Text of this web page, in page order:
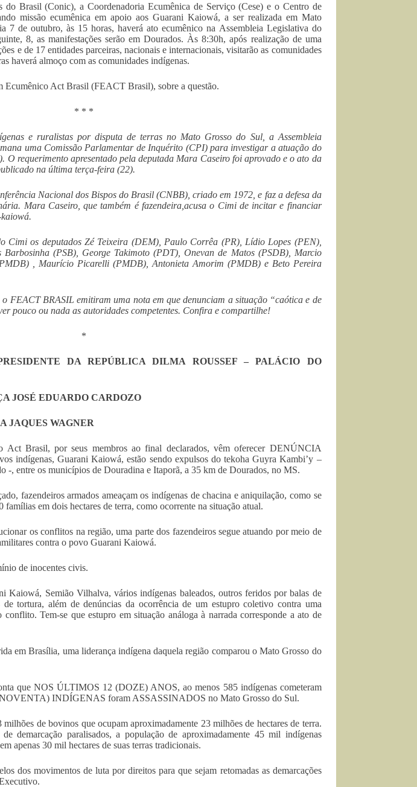
do Brasil (Conic), a Coordenadoria Ecumênica de Serviço (Cese) e o Centro de
missão ecumênica em apoio aos Guarani Kaiowá, a ser realizada em Mato
7 de outubro, às 15 horas, haverá ato ecumênico na Assembleia Legislativa do
8, as manifestações serão em Dourados. Às 8:30h, após realização de uma
e de 17 entidades parceiras, nacionais e internacionais, visitarão as comunidades
haverá almoço com as comunidades indígenas.
Ecumênico Act Brasil (FEACT Brasil), sobre a questão.
* * *
e ruralistas por disputa de terras no Mato Grosso do Sul, a Assembleia
uma Comissão Parlamentar de Inquérito (CPI) para investigar a atuação do
O requerimento apresentado pela deputada Mara Caseiro foi aprovado e o ato da
na última terça-feira (22).
Nacional dos Bispos do Brasil (CNBB), criado em 1972, e faz a defesa da
Mara Caseiro, que também é fazendeira,acusa o Cimi de incitar e financiar
Cimi os deputados Zé Teixeira (DEM), Paulo Corrêa (PR), Lídio Lopes (PEN),
(PSB), George Takimoto (PDT), Onevan de Matos (PSDB), Marcio
, Maurício Picarelli (PMDB), Antonieta Amorim (PMDB) e Beto Pereira
FEACT BRASIL emitiram uma nota em que denunciam a situação “caótica e de
pouco ou nada as autoridades competentes. Confira e compartilhe!
*
DA REPÚBLICA DILMA ROUSSEF – PALÁCIO DO
JOSÉ EDUARDO CARDOZO
JAQUES WAGNER
Brasil, por seus membros ao final declarados, vêm oferecer DENÚNCIA
indígenas, Guarani Kaiowá, estão sendo expulsos do tekoha Guyra Kambi’y –
-, entre os municípios de Douradina e Itaporã, a 35 km de Dourados, no MS.
fazendeiros armados ameaçam os indígenas de chacina e aniquilação, como se
famílias em dois hectares de terra, como ocorrente na situação atual.
os conflitos na região, uma parte dos fazendeiros segue atuando por meio de
contra o povo Guarani Kaiowá.
de inocentes civis.
Kaiowá, Semião Vilhalva, vários indígenas baleados, outros feridos por balas de
de tortura, além de denúncias da ocorrência de um estupro coletivo contra uma
Tem-se que estupro em situação análoga à narrada corresponde a ato de
em Brasília, uma liderança indígena daquela região comparou o Mato Grosso do
que NOS ÚLTIMOS 12 (DOZE) ANOS, ao menos 585 indígenas cometeram
INDÍGENAS foram ASSASSINADOS no Mato Grosso do Sul.
de bovinos que ocupam aproximadamente 23 milhões de hectares de terra.
demarcação paralisados, a população de aproximadamente 45 mil indígenas
apenas 30 mil hectares de suas terras tradicionais.
dos movimentos de luta por direitos para que sejam retomadas as demarcações